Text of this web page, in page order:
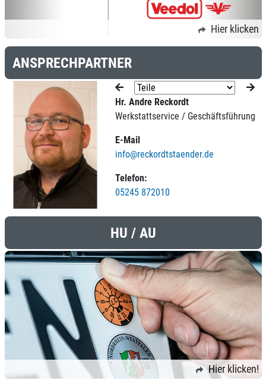
Hier klicken
ANSPRECHPARTNER
Hr. Andre Reckordt
Werkstattservice / Geschäftsführung
E-Mail
info@reckordtstaender.de
Telefon:
05245 872010
HU / AU
Hier klicken!